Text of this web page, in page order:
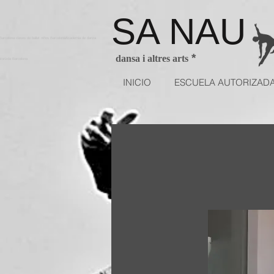
SA NAU
dansa i altres arts *
INICIO ESCUELA